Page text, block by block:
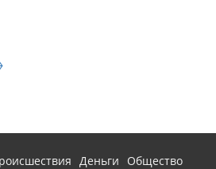
Деньги
Общество